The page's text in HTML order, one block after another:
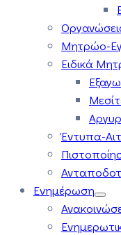
Μητρώο-
Ειδικά
Έντυπα-
Ενημέρωση